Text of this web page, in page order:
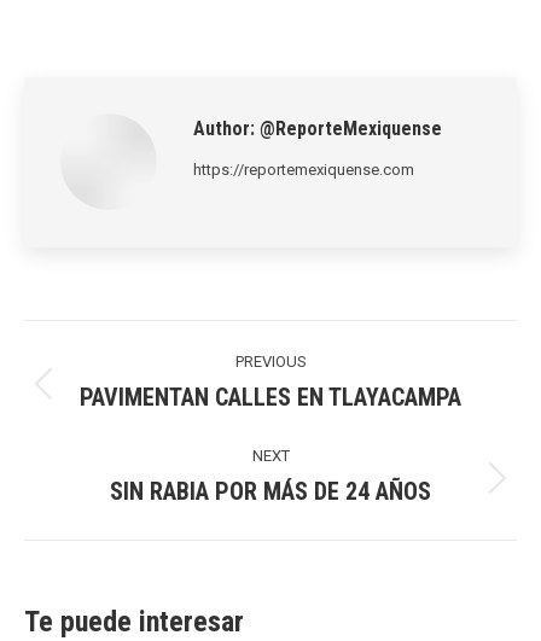
Author: @ReporteMexiquense
https://reportemexiquense.com
navigation
PREVIOUS
Previous
PAVIMENTAN CALLES EN TLAYACAMPA
NEXT
Next
SIN RABIA POR MÁS DE 24 AÑOS
Te puede interesar